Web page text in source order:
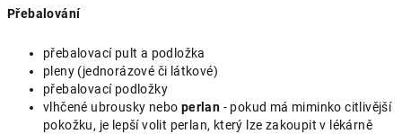
Přebalování
přebalovací pult a podložka
pleny (jednorázové či látkové)
přebalovací podložky
vlhčené ubrousky nebo perlan - pokud má miminko citlivější
pokožku, je lepší volit perlan, který lze zakoupit v lékárně